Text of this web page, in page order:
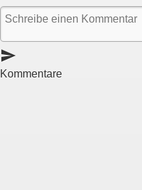
send
Kommentare